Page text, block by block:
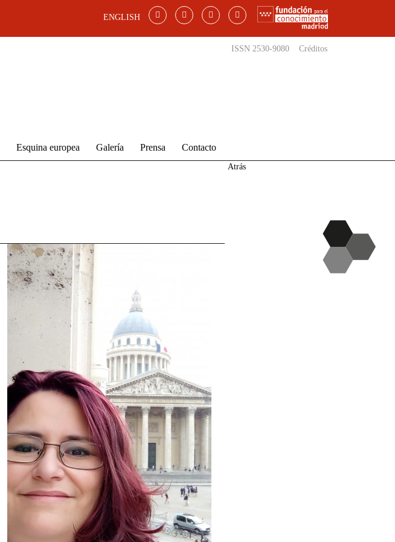
ENGLISH
ISSN 2530-9080 Créditos
Esquina europea Galería Prensa Contacto
Atrás